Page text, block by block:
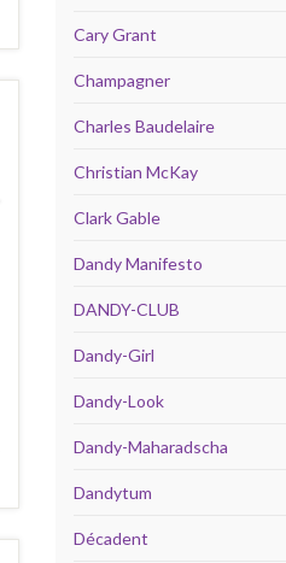
Cary Grant
Champagner
Charles Baudelaire
Christian McKay
Clark Gable
Dandy Manifesto
DANDY-CLUB
Dandy-Girl
Dandy-Look
Dandy-Maharadscha
Dandytum
Décadent